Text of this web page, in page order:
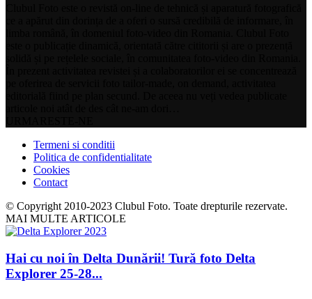
Termeni si conditii
Politica de confidentialitate
Cookies
Contact
© Copyright 2010-2023 Clubul Foto. Toate drepturile rezervate.
MAI MULTE ARTICOLE
Hai cu noi în Delta Dunării! Tură foto Delta
Explorer 25-28...